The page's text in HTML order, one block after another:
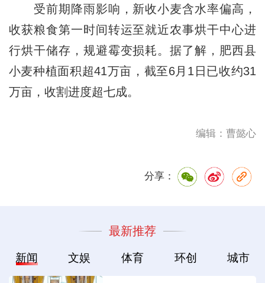
受前期降雨影响，新收小麦含水率偏高，
收获粮食第一时间转运至就近农事烘干中心进
行烘干储存，规避霉变损耗。据了解，肥西县
小麦种植面积超41万亩，截至6月1日已收约31
万亩，收割进度超七成。
编辑：曹懿心
分享：
最新推荐
新闻 文娱 体育 环创 城市